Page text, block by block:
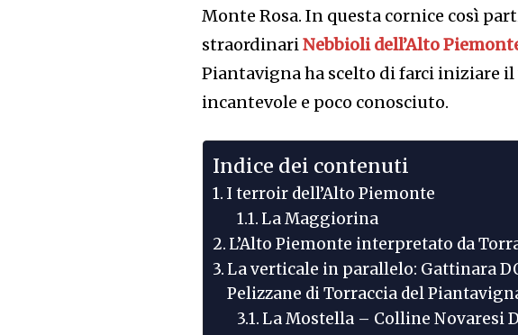
Monte Rosa. In questa cornice così
straordinariNebbioli dell’Alto
Piantavigna ha scelto di farci iniziare
incantevole e poco conosciuto.
Indice dei contenuti
I terroir dell’Alto Piemonte
La Maggiorina
L’Alto Piemonte interpretato da
La verticale in parallelo: Gattinara
Pelizzane di Torraccia del
La Mostella – Colline Novaresi